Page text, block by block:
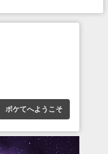
ボケてへようこそ